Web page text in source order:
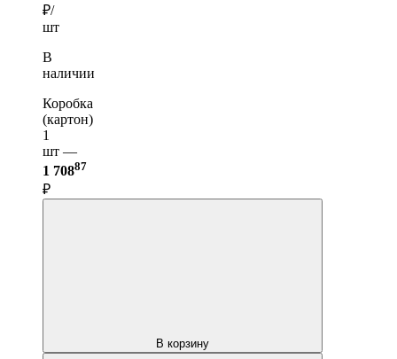
₽/
шт
В
наличии
Коробка
(картон)
1
шт —
1 70887
₽
В корзину